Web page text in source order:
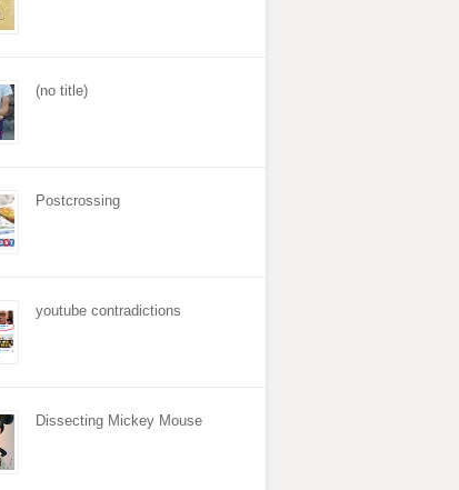
(no title)
Postcrossing
youtube contradictions
Dissecting Mickey Mouse